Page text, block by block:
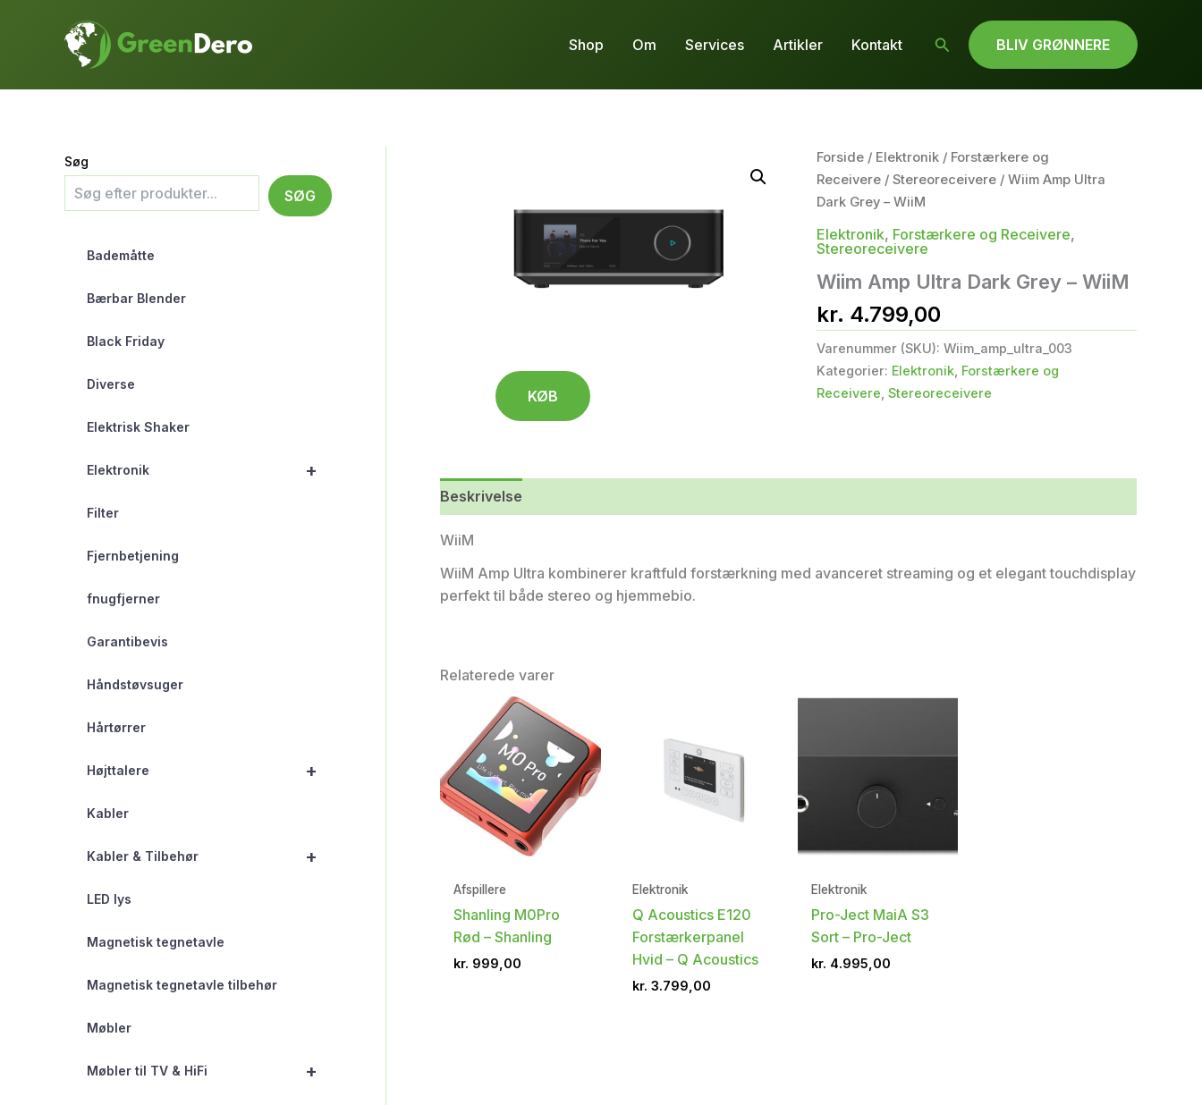
Shop Om Services Artikler Kontakt Søg BLIV GRØNNERE
Søg
SØG
Bademåtte
Bærbar Blender
Black Friday
Diverse
Elektrisk Shaker
+
Elektronik
Filter
Fjernbetjening
fnugfjerner
Garantibevis
Håndstøvsuger
Hårtørrer
+
Højttalere
Kabler
+
Kabler & Tilbehør
LED lys
Magnetisk tegnetavle
Magnetisk tegnetavle tilbehør
Møbler
+
Møbler til TV & HiFi
Forside/ Elektronik/ Forstærkere og
Receivere/ Stereoreceivere/ Wiim Amp Ultra
Dark Grey – WiiM
Elektronik, Forstærkere og Receivere,
Stereoreceivere
Wiim Amp Ultra Dark Grey – WiiM
kr. 4.799,00
Varenummer (SKU): Wiim_amp_ultra_003
Kategorier: Elektronik, Forstærkere og
Receivere Stereoreceivere
KØB
Beskrivelse
WiiM
WiiM Amp Ultra kombinerer kraftfuld forstærkning med avanceret streaming og et elegant touchdisplay
perfekt til både stereo og hjemmebio.
Relaterede varer
Afspillere
Shanling M0Pro
Rød – Shanling
kr. 999,00
Elektronik
Q Acoustics E120
Forstærkerpanel
Hvid – Q Acoustics
kr. 3.799,00
Elektronik
Pro-Ject MaiA S3
Sort – Pro-Ject
kr. 4.995,00